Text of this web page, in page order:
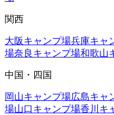
関西
大阪キャンプ場兵庫キャ
場奈良 キャンプ場和歌山
中国・四国
岡山キャンプ場広島キャ
場山口キャンプ場香川 キ